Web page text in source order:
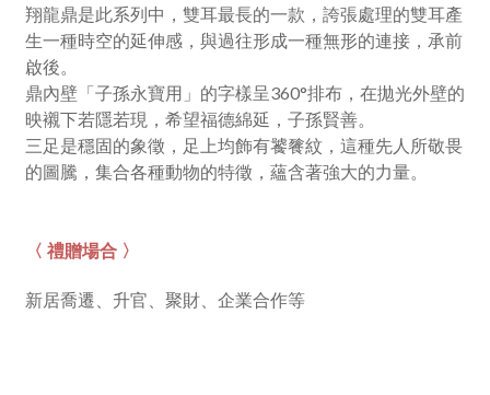
翔龍鼎是此系列中，雙耳最長的一款，誇張處理的雙耳產
生一種時空的延伸感，與過往形成一種無形的連接，承前
啟後。
鼎內壁「子孫永寶用」的字樣呈360°排布，在拋光外壁的
映襯下若隱若現，希望福德綿延，子孫賢善。
三足是穩固的象徵，足上均飾有饕餮紋，這種先人所敬畏
的圖騰，集合各種動物的特徵，蘊含著強大的力量。
〈 禮贈場合 〉
新居喬遷、升官、聚財、企業合作等